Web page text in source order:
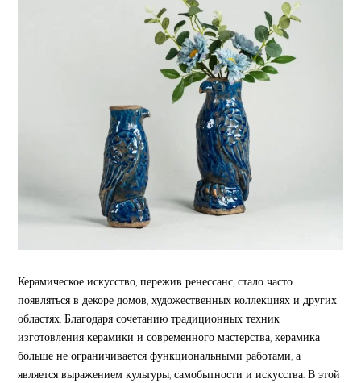
Керамическое искусство, пережив ренессанс, стало часто
появляться в декоре домов, художественных коллекциях и других
областях. Благодаря сочетанию традиционных техник
изготовления керамики и современного мастерства, керамика
больше не ограничивается функциональными работами, а
является выражением культуры, самобытности и искусства. В этой